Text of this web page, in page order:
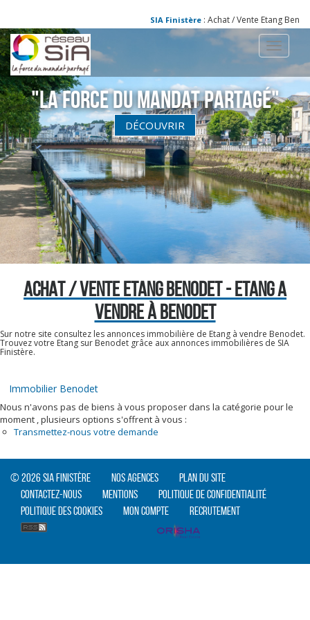
SIA Finistère: Achat / Vente Etang
Toggle
"La Force du Mandat partagé"
DÉCOUVRIR
ACHAT / VENTE ETANG BENODET - ETANG A
VENDRE À BENODET
Sur notre site consultez les annonces immobilière de Etang à vendre Benodet.
Trouvez votre Etang sur Benodet grâce aux annonces immobilières de SIA
Finistère.
Immobilier Benodet
Nous n'avons pas de biens à vous proposer dans la catégorie pour le
moment , plusieurs options s'offrent à vous :
Transmettez-nous votre demande
© 2026 SIA Finistère Nos agences
Plan du site
Contactez-nous
Mentions
Politique de confidentialité
Politique des cookies
Mon compte Recrutement